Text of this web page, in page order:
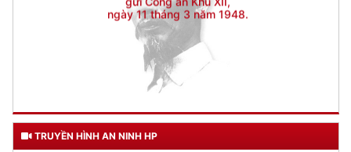
TRUYỀN HÌNH AN NINH HP